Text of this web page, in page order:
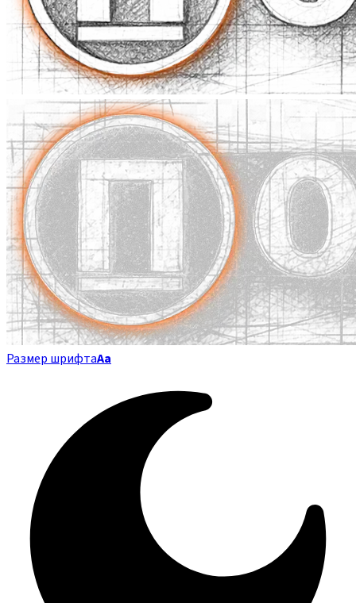
Размер шрифтаАа